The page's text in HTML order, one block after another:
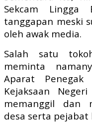
Sekcam Lingga
tanggapan meski
oleh awak media.
Salah satu
meminta
Aparat Penegak
Kejaksaan
memanggil dan
desa serta